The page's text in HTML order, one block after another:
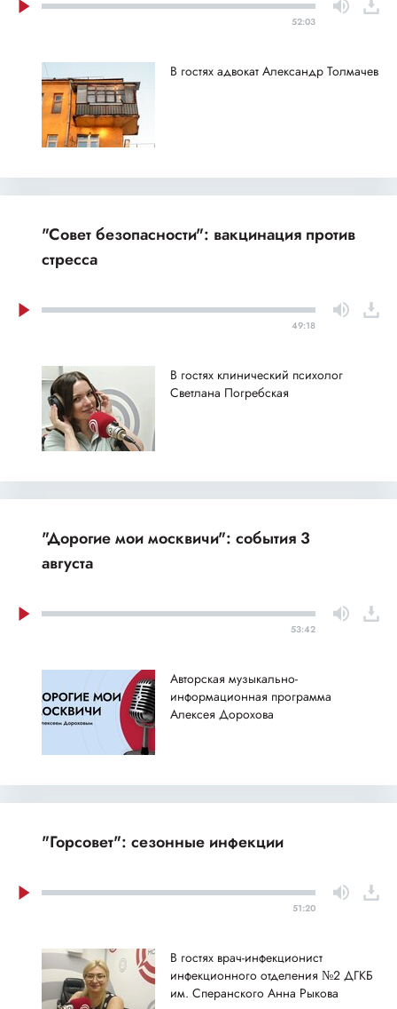
52:03
В гостях адвокат Александр Толмачев
"Совет безопасности": вакцинация против
стресса
49:18
В гостях клинический психолог
Светлана Погребская
"Дорогие мои москвичи": события 3
августа
53:42
Авторская музыкально-
информационная программа
Алексея Дорохова
"Горсовет": сезонные инфекции
51:20
В гостях врач-инфекционист
инфекционного отделения №2 ДГКБ
им. Сперанского Анна Рыкова